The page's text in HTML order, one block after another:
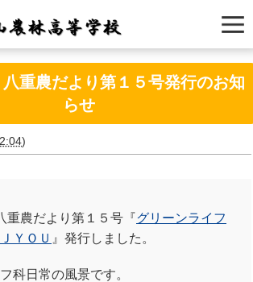
重農だより第１５号発行のお知
らせ
)
重農だより第１５号『グリーンライフ
ＹＯＵ 』発行しました。
科日常の風景です。